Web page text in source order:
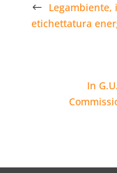
etichettatura
In